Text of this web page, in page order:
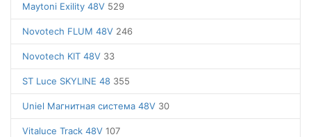
Maytoni Exility 48V 529
Novotech FLUM 48V 246
Novotech KIT 48V 33
ST Luce SKYLINE 48 355
Uniel Магнитная система 48V 30
Vitaluce Track 48V 107